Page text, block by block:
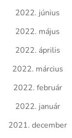
2022. június
2022. május
2022. április
2022. március
2022. február
2022. január
2021. december